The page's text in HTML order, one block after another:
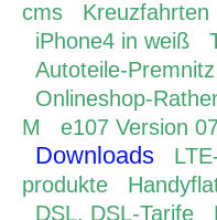
cms Kreuzfahrten
iPhone4 in weiß
Autoteile-Premnitz
Onlineshop-
M
e107 Version
Downloads
produkte
DSL. DSL-Tarife